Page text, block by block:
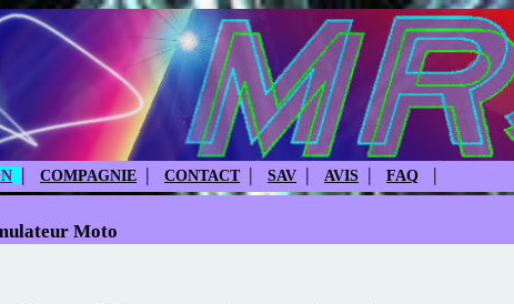
Moto
| COMPAGNIE | CONTACT | SAV | AVIS | FAQ |